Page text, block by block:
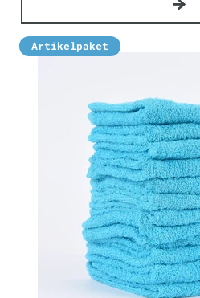
Artikelpaket